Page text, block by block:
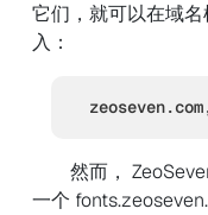
它们，就可以在域
入：
然而，
一个